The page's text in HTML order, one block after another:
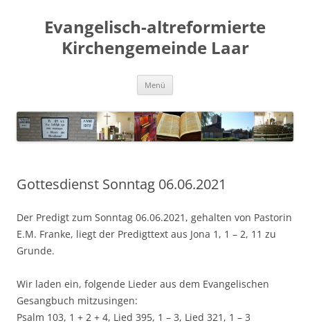
Evangelisch-altreformierte
Kirchengemeinde Laar
Menü
Gottesdienst Sonntag 06.06.2021
Der Predigt zum Sonntag 06.06.2021, gehalten von Pastorin
E.M. Franke, liegt der Predigttext aus Jona 1, 1 – 2, 11 zu
Grunde.
Wir laden ein, folgende Lieder aus dem Evangelischen
Gesangbuch mitzusingen:
Psalm 103, 1 + 2 + 4, Lied 395, 1 – 3, Lied 321, 1 – 3